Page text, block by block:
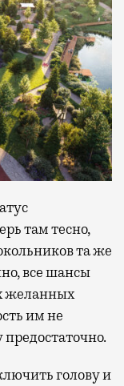
там тесно,
та же
все шансы
желанных
им не
предостаточно.
голову и